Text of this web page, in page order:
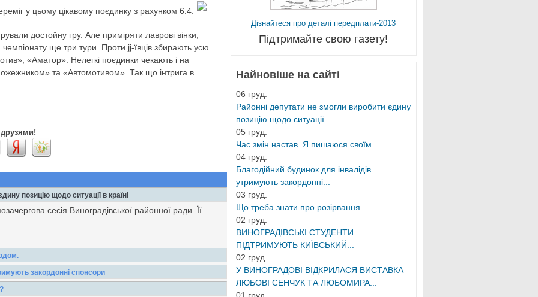
у цьому цікавому поєдинку з рахунком 6:4.
достойну гру. Але приміряти лаврові вінки,
ще три тури. Проти jj-ївців збирають усю
«Аматор». Нелегкі поєдинки чекають і на
та «Автомотивом». Так що інтрига в
друзями!
позицію щодо ситуації в країні
сесія Виноградівської районної ради. Її
часу, а й керуючись системою правил та норм, що
кількістю...
закордонні спонсори
в благодійному будинку для інвалідів у
Дізнайтеся про деталі передплати-2013
Підтримайте свою газету!
Найновіше на сайті
06 груд.
Районні депутати не змогли виробити єдину
позицію щодо ситуації...
05 груд.
Час змін настав. Я пишаюся своїм...
04 груд.
Благодійний будинок для інвалідів
утримують закордонні...
03 груд.
Що треба знати про розірвання...
02 груд.
ВИНОГРАДІВСЬКІ СТУДЕНТИ
ПІДТРИМУЮТЬ КИЇВСЬКИЙ...
02 груд.
У ВИНОГРАДОВІ ВІДКРИЛАСЯ ВИСТАВКА
ЛЮБОВІ СЕНЧУК ТА ЛЮБОМИРА...